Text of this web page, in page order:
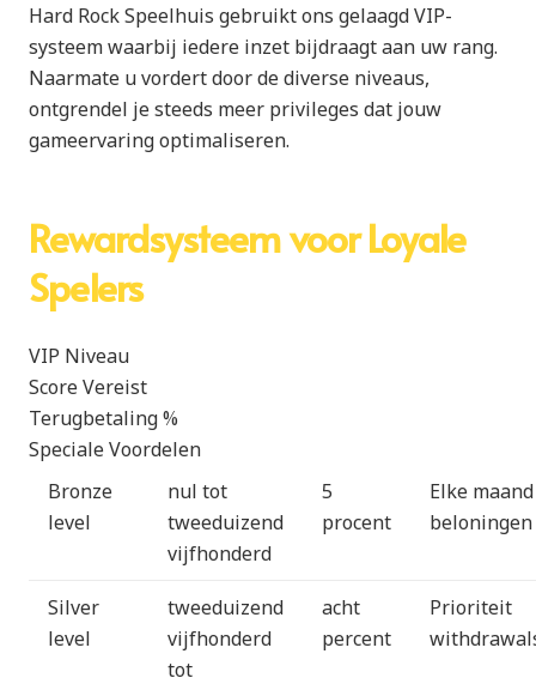
Hard Rock Speelhuis gebruikt ons gelaagd VIP-
systeem waarbij iedere inzet bijdraagt aan uw rang.
Naarmate u vordert door de diverse niveaus,
ontgrendel je steeds meer privileges dat jouw
gameervaring optimaliseren.
Rewardsysteem voor Loyale
Spelers
VIP Niveau
Score Vereist
Terugbetaling %
Speciale Voordelen
Bronze
level
nul tot
tweeduizend
vijfhonderd
5
procent
Elke maand
beloningen
Silver
level
tweeduizend
vijfhonderd
tot
acht
percent
Prioriteit